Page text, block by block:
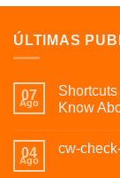
ÚLTIMAS
07
Ago
Know
04
Ago
cw-